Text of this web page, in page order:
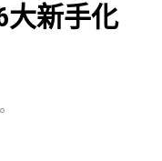
大新手化